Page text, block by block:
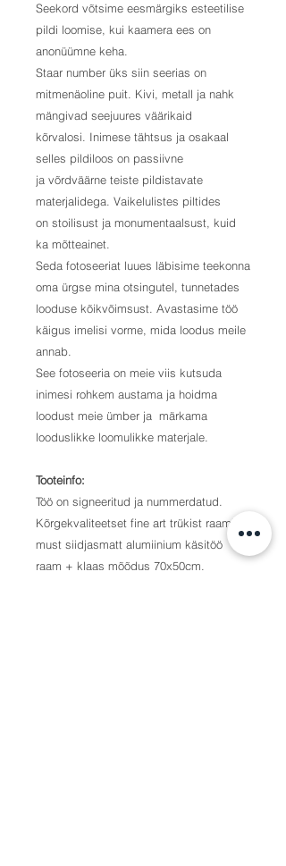
Seekord võtsime eesmärgiks esteetilise
pildi loomise, kui kaamera ees on
anonüümne keha.
Staar number üks siin seerias on
mitmenäoline puit. Kivi, metall ja nahk
mängivad seejuures väärikaid
kõrvalosi. Inimese tähtsus ja osakaal
selles pildiloos on passiivne
ja võrdväärne teiste pildistavate
materjalidega. Vaikelulistes piltides
on stoilisust ja monumentaalsust, kuid
ka mõtteainet.
Seda fotoseeriat luues läbisime teekonna
oma ürgse mina otsingutel, tunnetades
looduse kõikvõimsust. Avastasime töö
käigus imelisi vorme, mida loodus meile
annab.
See fotoseeria on meie viis kutsuda
inimesi rohkem austama ja hoidma
loodust meie ümber ja märkama
looduslikke loomulikke materjale.
Tooteinfo:
Töö on signeeritud ja nummerdatud.
Kõrgekvaliteetset fine art trükist raamib
must siidjasmatt alumiinium käsitöö
raam + klaas mõõdus 70x50cm.